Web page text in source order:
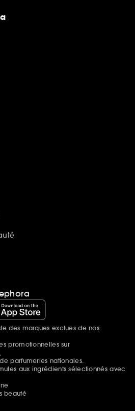
des marques exclues de nos
promotionnelles sur
parfumeries nationales.
aux ingrédients sélectionnés avec
beauté